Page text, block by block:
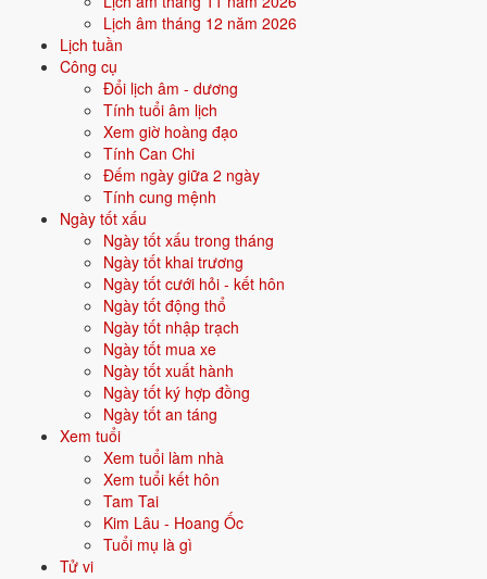
Lịch âm tháng 12 năm 2026
Lịch tuần
Công cụ
Đổi lịch âm - dương
Tính tuổi âm lịch
Xem giờ hoàng đạo
Tính Can Chi
Đếm ngày giữa 2 ngày
Tính cung mệnh
Ngày tốt xấu
Ngày tốt xấu trong tháng
Ngày tốt khai trương
Ngày tốt cưới hỏi - kết hôn
Ngày tốt động thổ
Ngày tốt nhập trạch
Ngày tốt mua xe
Ngày tốt xuất hành
Ngày tốt ký hợp đồng
Ngày tốt an táng
Xem tuổi
Xem tuổi làm nhà
Xem tuổi kết hôn
Tam Tai
Kim Lâu - Hoang Ốc
Tuổi mụ là gì
Tử vi
Tính chất vận:
chiến tranh, tái thiết, định hình lại.
Quan hệ mệnh × vận:Thổ khắc Thủy.
Vận năm 2026 Bính Ngọ cho người sinh năm 1952
2026(Bính Ngọ), người tuổi
- thuộc nhóm Cao niên . Quan hệ với Thái Tuế năm xem:
với Thái Tuế
Năm tương đối ổn định - không có biến động lớn về vận khí.
Năm 2026 người sinh năm 1952 nên tập trung gì?
74 (Cao niên), người sinh năm 1952 nên ưu tiên các chủ đề
Sức khỏe
Hậu vận - con cháu